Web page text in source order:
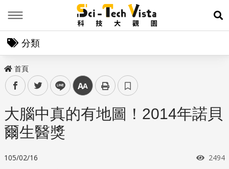
展
分類
首頁
facebooktwitter line 中
大腦中真的有地圖！2014年諾貝
爾生醫獎
105/02/16 瀏覽
2494